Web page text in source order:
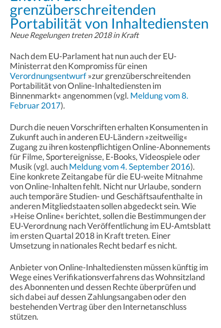
grenzüberschreitenden
Portabilität von Inhaltediensten
Neue Regelungen treten 2018 in Kraft
Nach dem EU-Parlament hat nun auch der EU-
Ministerrat den Kompromiss für einen
Verordnungsentwurf»zur grenzüberschreitenden
Portabilität von Online-Inhaltediensten im
Binnenmarkt« angenommen (vgl. Meldung vom 8.
Februar 2017).
Durch die neuen Vorschriften erhalten Konsumenten in
Zukunft auch in anderen EU-Ländern »zeitweilig«
Zugang zu ihren kostenpflichtigen Online-Abonnements
für Filme, Sportereignisse, E-Books, Videospiele oder
Musik (vgl. auchMeldung vom 4. September 2016).
Eine konkrete Zeitangabe für die EU-weite Mitnahme
von Online-Inhalten fehlt. Nicht nur Urlaube, sondern
auch temporäre Studien- und Geschäftsaufenthalte in
anderen Mitgliedstaaten sollen abgedeckt sein. Wie
»Heise Online« berichtet, sollen die Bestimmungen der
EU-Verordnung nach Veröffentlichung im EU-Amtsblatt
im ersten Quartal 2018 in Kraft treten. Einer
Umsetzung in nationales Recht bedarf es nicht.
Anbieter von Online-Inhaltediensten müssen künftig im
Wege eines Verifikationsverfahrens das Wohnsitzland
des Abonnenten und dessen Rechte überprüfen und
sich dabei auf dessen Zahlungsangaben oder den
bestehenden Vertrag über den Internetanschluss
stützen.